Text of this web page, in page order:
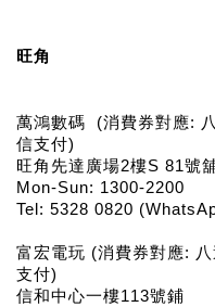
旺角
萬鴻數碼  (消費券對應:
信支付)
旺角先達廣場2樓S 81號
Mon-Sun: 1300-2200
Tel: 5328 0820
富宏電玩 (消費券對應:
支付)
信和中心一樓113號鋪